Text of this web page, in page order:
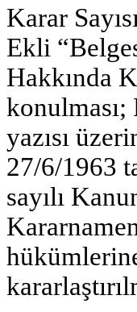
Karar
Ekli
Hakkında
konulması;
yazısı
27/6/1963
sayılı